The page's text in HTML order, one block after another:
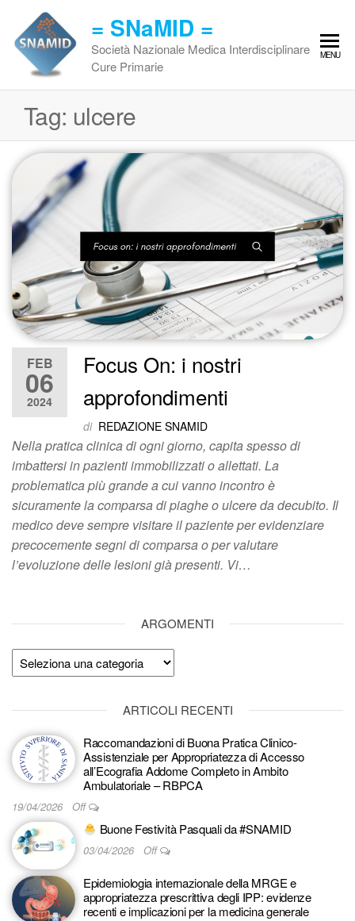
contenuto
= SNaMID =
Società Nazionale Medica Interdisciplinare
Cure Primarie
MENU
Tag: ulcere
FEB
06
2024
Focus On: i nostri
approfondimenti
di REDAZIONE SNAMID
Nella pratica clinica di ogni giorno, capita spesso di
imbattersi in pazienti immobilizzati o allettati. La
problematica più grande a cui vanno incontro è
sicuramente la comparsa di piaghe o ulcere da decubito. Il
medico deve sempre visitare il paziente per evidenziare
precocemente segni di comparsa o per valutare
l’evoluzione delle lesioni già presenti. Vi…
ARGOMENTI
Argomenti
ARTICOLI RECENTI
Raccomandazioni di Buona Pratica Clinico-
Assistenziale per Appropriatezza di Accesso
all’Ecografia Addome Completo in Ambito
Ambulatoriale – RBPCA
19/04/2026 Off
Buone Festività Pasquali da #SNAMID
03/04/2026 Off
Epidemiologia internazionale della MRGE e
appropriatezza prescrittiva degli IPP: evidenze
recenti e implicazioni per la medicina generale